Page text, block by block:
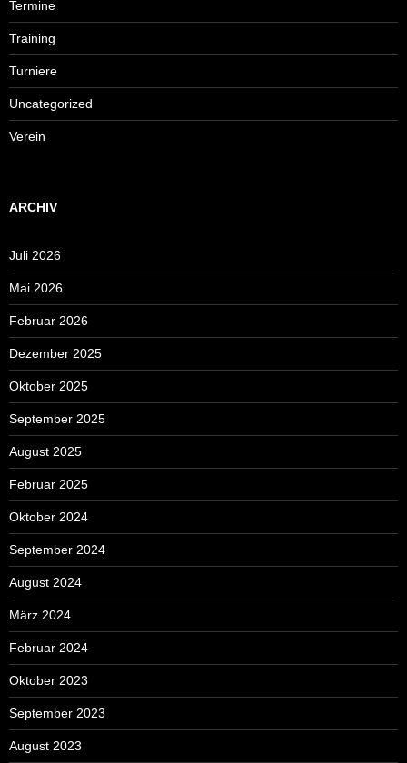
Termine
Training
Turniere
Uncategorized
Verein
ARCHIV
Juli 2026
Mai 2026
Februar 2026
Dezember 2025
Oktober 2025
September 2025
August 2025
Februar 2025
Oktober 2024
September 2024
August 2024
März 2024
Februar 2024
Oktober 2023
September 2023
August 2023